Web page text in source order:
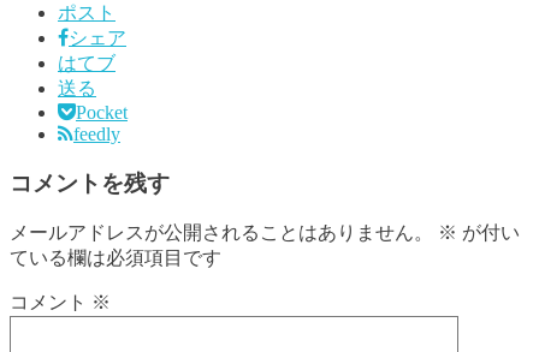
ポスト
シェア
はてブ
送る
Pocket
feedly
コメントを残す
メールアドレスが公開されることはありません。 ※ が付い
ている欄は必須項目です
コメント ※